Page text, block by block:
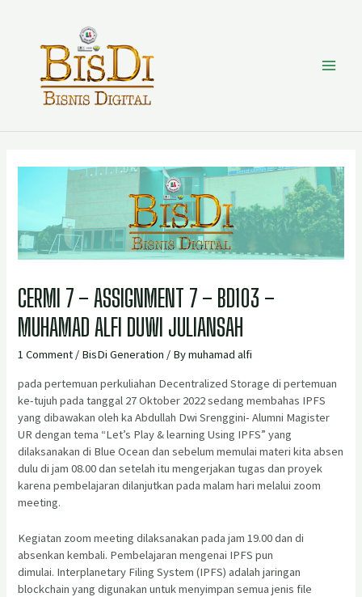
CERMI 7 – ASSIGNMENT 7 – BD103 –
MUHAMAD ALFI DUWI JULIANSAH
1 Comment / BisDi Generation / Bymuhamad alfi
pada pertemuan perkuliahan Decentralized Storage di pertemuan
ke-tujuh pada tanggal 27 Oktober 2022 sedang membahas IPFS
yang dibawakan oleh ka Abdullah Dwi Srenggini- Alumni Magister
UR dengan tema “Let’s Play & learning Using IPFS” yang
dilaksanakan di Blue Ocean dan sebelum memulai materi kita absen
dulu di jam 08.00 dan setelah itu mengerjakan tugas dan proyek
karena pembelajaran dilanjutkan pada malam hari melalui zoom
meeting.
Kegiatan zoom meeting dilaksanakan pada jam 19.00 dan di
absenkan kembali. Pembelajaran mengenai IPFS pun
dimulai. Interplanetary Filing System (IPFS) adalah jaringan
blockchain yang digunakan untuk menyimpan semua jenis file